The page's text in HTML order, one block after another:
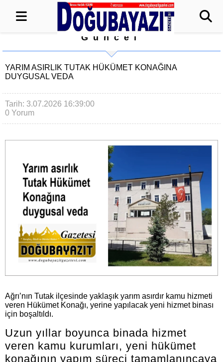
Güncel
YARIM ASIRLIK TUTAK HÜKÜMET KONAĞINA
DUYGUSAL VEDA
Tarih: 3.07.2026 16:39:00
0 Yorum
Ağrı’nın Tutak ilçesinde yaklaşık yarım asırdır kamu hizmeti
veren Hükümet Konağı, yerine yapılacak yeni hizmet binası
için boşaltıldı.
Uzun yıllar boyunca binada hizmet
veren kamu kurumları, yeni hükümet
konağının yapım süreci tamamlanıncaya